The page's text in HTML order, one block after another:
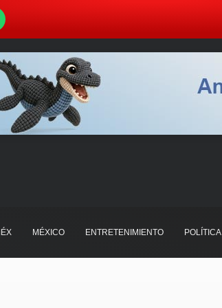
MÉXICO ENTRETENIMIENTO POLÍTICA